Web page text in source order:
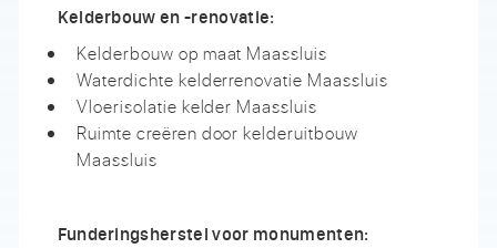
Kelderbouw en -renovatie:
Kelderbouw op maat Maassluis
Waterdichte kelderrenovatie Maassluis
Vloerisolatie kelder Maassluis
Ruimte creëren door kelderuitbouw
Maassluis
Funderingsherstel voor monumenten: